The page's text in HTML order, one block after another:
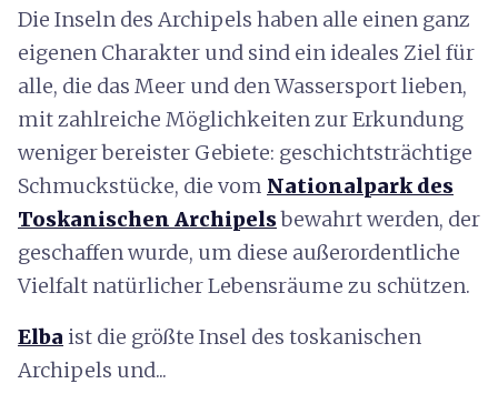
Die Inseln des Archipels haben alle einen ganz
eigenen Charakter und sind ein ideales Ziel für
alle, die das Meer und den Wassersport lieben,
mit zahlreiche Möglichkeiten zur Erkundung
weniger bereister Gebiete: geschichtsträchtige
Schmuckstücke, die vom Nationalpark des
Toskanischen Archipelsbewahrt werden, der
geschaffen wurde, um diese außerordentliche
Vielfalt natürlicher Lebensräume zu schützen.
Elba ist die größte Insel des toskanischen
Archipels und...